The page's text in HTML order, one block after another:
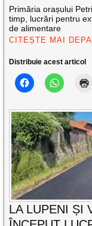
Primăria orașului
timp, lucrări pentru
de alimentare
CITEȘTE MAI
Distribuie acest articol
LA LUPENI ȘI